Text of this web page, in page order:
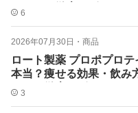
リットを徹底レビュー
6
2026年07月30日 ・ 商品
ロート製薬 プロポプロ
本当？痩せる効果・飲み
ットを徹底レビュー
3